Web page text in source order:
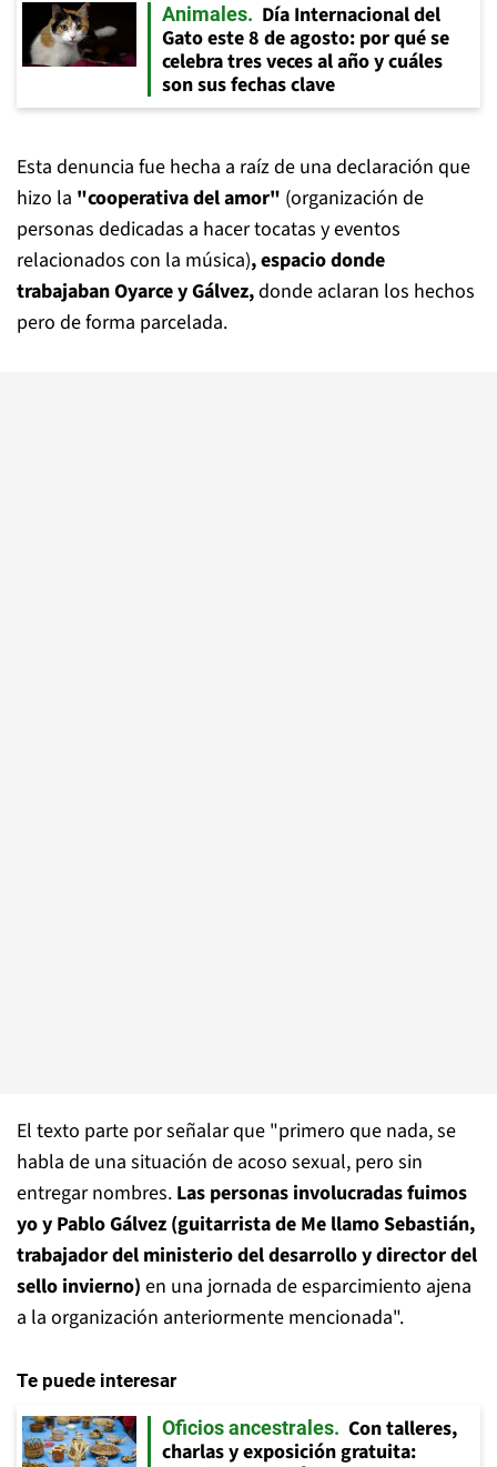
Animales
Día Internacional del
Gato este 8 de agosto: por qué se
celebra tres veces al año y cuáles
son sus fechas clave
Esta denuncia fue hecha a raíz de una declaración que
hizo la "cooperativa del amor" (organización de
personas dedicadas a hacer tocatas y eventos
relacionados con la música), espacio donde
trabajaban Oyarce y Gálvez,donde aclaran los hechos
pero de forma parcelada.
El texto parte por señalar que "primero que nada, se
habla de una situación de acoso sexual, pero sin
entregar nombres. Las personas involucradas fuimos
yo y Pablo Gálvez (guitarrista de Me llamo Sebastián,
trabajador del ministerio del desarrollo y director del
sello invierno) en una jornada de esparcimiento ajena
a la organización anteriormente mencionada".
Te puede interesar
Oficios ancestrales
Con talleres,
charlas y exposición gratuita: